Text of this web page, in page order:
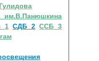
1 СДБ 2 ССБ 3